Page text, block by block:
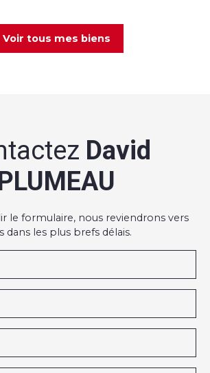
Voir tous mes biens
David
PLUMEAU
le formulaire, nous reviendrons vers
dans les plus brefs délais.